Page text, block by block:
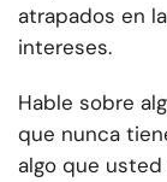
atrapados en
intereses.
Hable sobre
que nunca
algo que